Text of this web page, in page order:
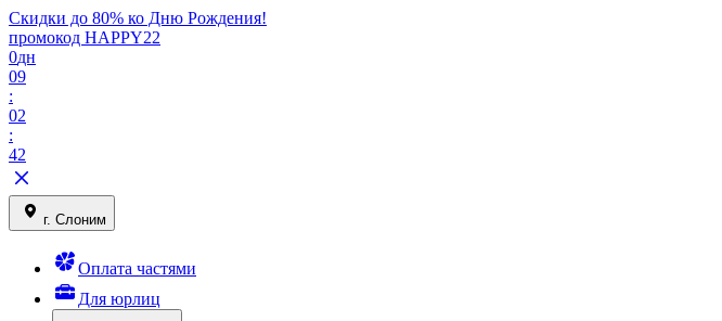
Скидки до 80% ко Дню Рождения!
промокод HAPPY22
0дн
09
:
02
:
42
г. Слоним
Оплата частями
Для юрлиц